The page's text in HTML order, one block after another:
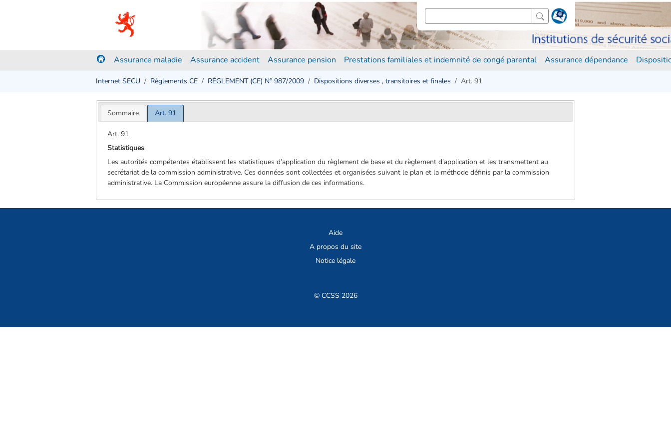
Assurance maladie Assurance accident Assurance pension Prestations familiales et indemnité de congé parental Assurance dépendance
Internet SECU Règlements CE RÈGLEMENT (CE) N° 987/2009 Dispositions diverses , transitoires et finales Art. 91
Sommaire Art. 91
Art. 91
Statistiques
Les autorités compétentes établissent les statistiques d’application du règlement de base et du règlement d’application et les transmettent au
secrétariat de la commission administrative. Ces données sont collectées et organisées suivant le plan et la méthode définis par la commission
administrative. La Commission européenne assure la diffusion de ces informations.
Aide
A propos du site
Notice légale
© CCSS 2026